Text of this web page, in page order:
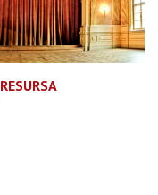
RESURSA